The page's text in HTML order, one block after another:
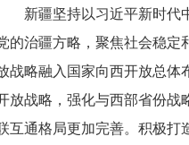
新疆坚持以习近平新时代
的治疆方略，聚焦社会稳定
战略融入国家向西开放总体
放战略，强化与西部省份战
互通格局更加完善。积极打